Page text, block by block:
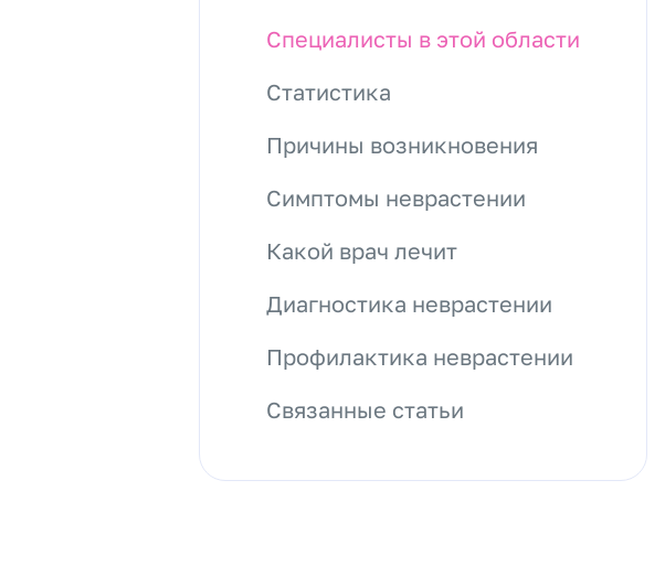
Специалисты в этой области
Статистика
Причины возникновения
Симптомы неврастении
Какой врач лечит
Диагностика неврастении
Профилактика неврастении
Связанные статьи